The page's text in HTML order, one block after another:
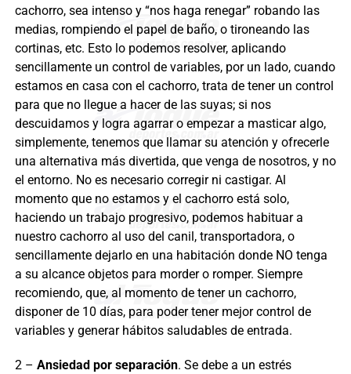
cachorro, sea intenso y “nos haga renegar” robando las
medias, rompiendo el papel de baño, o tironeando las
cortinas, etc. Esto lo podemos resolver, aplicando
sencillamente un control de variables, por un lado, cuando
estamos en casa con el cachorro, trata de tener un control
para que no llegue a hacer de las suyas; si nos
descuidamos y logra agarrar o empezar a masticar algo,
simplemente, tenemos que llamar su atención y ofrecerle
una alternativa más divertida, que venga de nosotros, y no
el entorno. No es necesario corregir ni castigar. Al
momento que no estamos y el cachorro está solo,
haciendo un trabajo progresivo, podemos habituar a
nuestro cachorro al uso del canil, transportadora, o
sencillamente dejarlo en una habitación donde NO tenga
a su alcance objetos para morder o romper. Siempre
recomiendo, que, al momento de tener un cachorro,
disponer de 10 días, para poder tener mejor control de
variables y generar hábitos saludables de entrada.
2 – Ansiedad por separación. Se debe a un estrés